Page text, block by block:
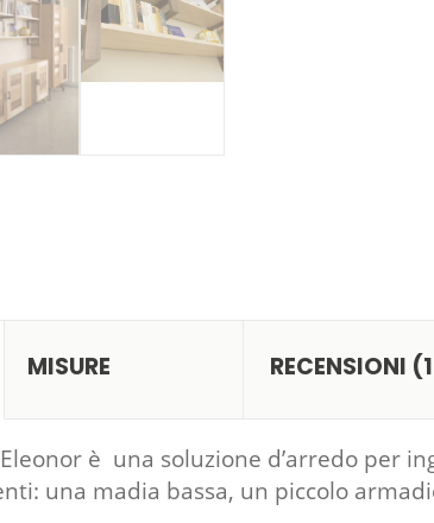
MISURE RECENSIONI
è una soluzione d’arredo per
una madia bassa, un piccolo